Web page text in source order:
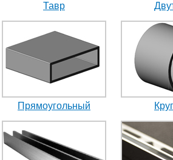
Тавр
Прямоугольный